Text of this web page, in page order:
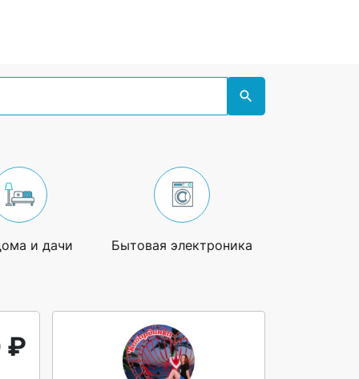
и дачи Бытовая электроника
₽